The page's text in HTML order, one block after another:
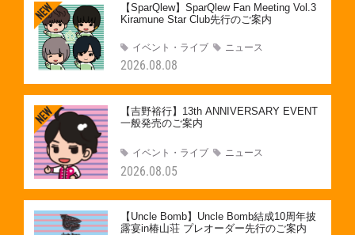
2026.08.08
【SparQlew】SparQlew Fan Meeting Vol.3
Kiramune Star Club先行のご案内
イベント・ライブ ニュース
2026.08.05
【吉野裕行】13th ANNIVERSARY EVENT
一般発売のご案内
イベント・ライブ ニュース
【Uncle Bomb】Uncle Bomb結成10周年披
露宴in椿山荘 プレオーダー先行のご案内